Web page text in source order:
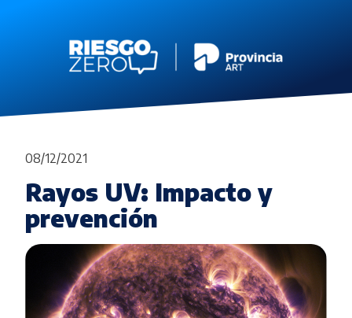
08/12/2021
Rayos UV: Impacto y
prevención